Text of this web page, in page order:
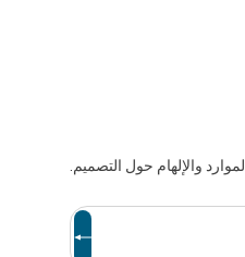
والإلهام حول التصميم.